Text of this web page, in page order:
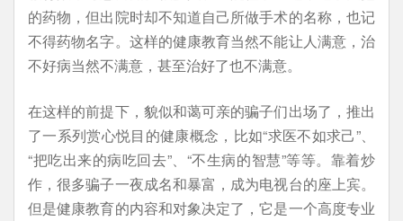
的药物，但出院时却不知道自己所做手术的名称，也记
不得药物名字。这样的健康教育当然不能让人满意，治
不好病当然不满意，甚至治好了也不满意。
在这样的前提下，貌似和蔼可亲的骗子们出场了，推出
了一系列赏心悦目的健康概念，比如“求医不如求己”、
“把吃出来的病吃回去”、“不生病的智慧”等等。靠着炒
作，很多骗子一夜成名和暴富，成为电视台的座上宾。
但是健康教育的内容和对象决定了，它是一个高度专业